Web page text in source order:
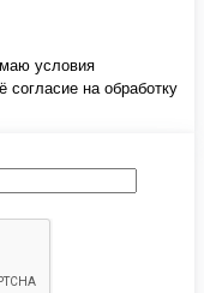
условия
согласие на обработку